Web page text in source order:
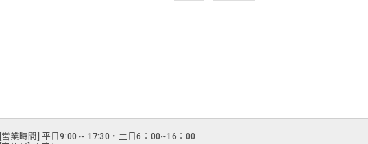
[営業時間] 平日9:00 ~ 17:30・土日6：00~16：00